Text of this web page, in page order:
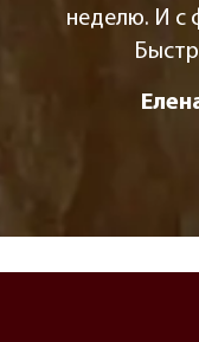
неделю. И с